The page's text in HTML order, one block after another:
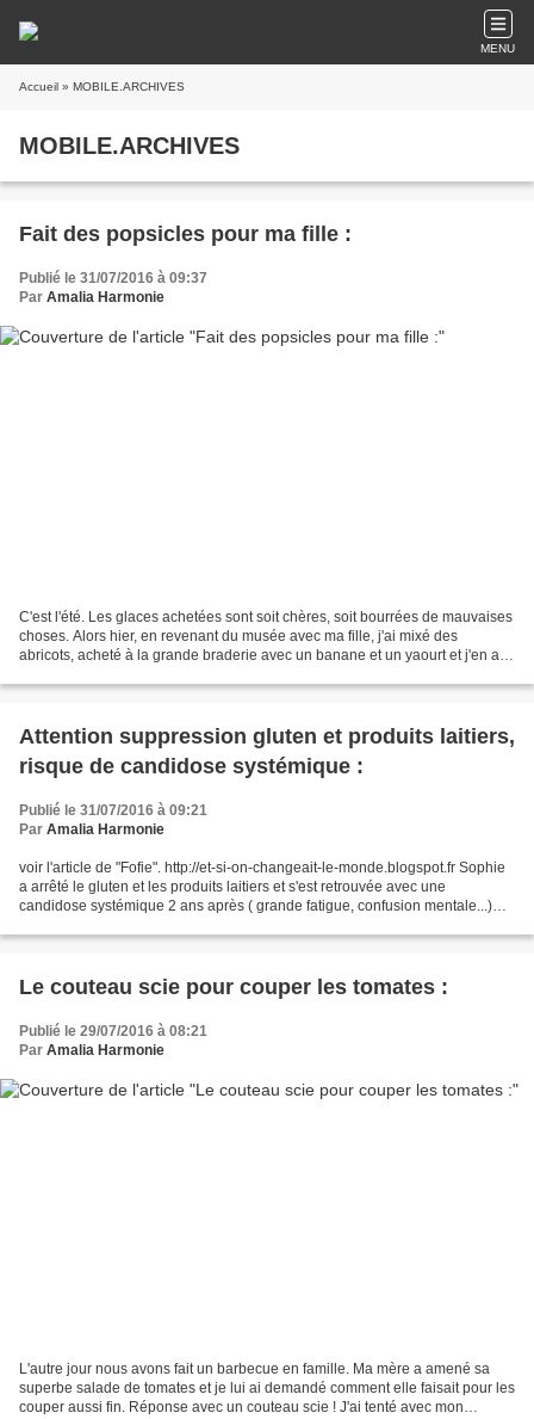
MENU
Accueil » MOBILE.ARCHIVES
MOBILE.ARCHIVES
Fait des popsicles pour ma fille :
Publié le 31/07/2016 à 09:37
Par Amalia Harmonie
C'est l'été. Les glaces achetées sont soit chères, soit bourrées de mauvaises
choses. Alors hier, en revenant du musée avec ma fille, j'ai mixé des
abricots, acheté à la grande braderie avec un banane et un yaourt et j'en ai
Attention suppression gluten et produits laitiers,
risque de candidose systémique :
Publié le 31/07/2016 à 09:21
Par Amalia Harmonie
voir l'article de "Fofie". http://et-si-on-changeait-le-monde.blogspot.fr​​ Sophie
a arrêté le gluten et les produits laitiers et s'est retrouvée avec une
candidose systémique 2 ans après ( grande fatigue, confusion mentale...)
Le couteau scie pour couper les tomates :
Publié le 29/07/2016 à 08:21
Par Amalia Harmonie
L'autre jour nous avons fait un barbecue en famille. Ma mère a amené sa
superbe salade de tomates et je lui ai demandé comment elle faisait pour les
couper aussi fin. Réponse avec un couteau scie ! J'ai tenté avec mon